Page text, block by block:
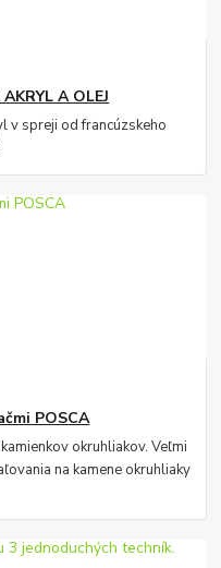
A OLEJ
v spreji od francúzskeho
POSCA
okruhliakov. Veľmi
na kamene okruhliaky